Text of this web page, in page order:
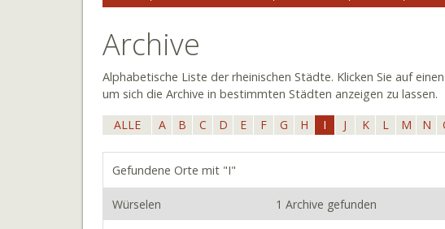
Archive
Alphabetische Liste der rheinischen Städte. Klicken Sie auf
um sich die Archive in bestimmten Städten anzeigen zu lassen.
ALLE
A B C D E F G H I J K L M N
Gefundene Orte mit "I"
Würselen 1 Archive gefunden